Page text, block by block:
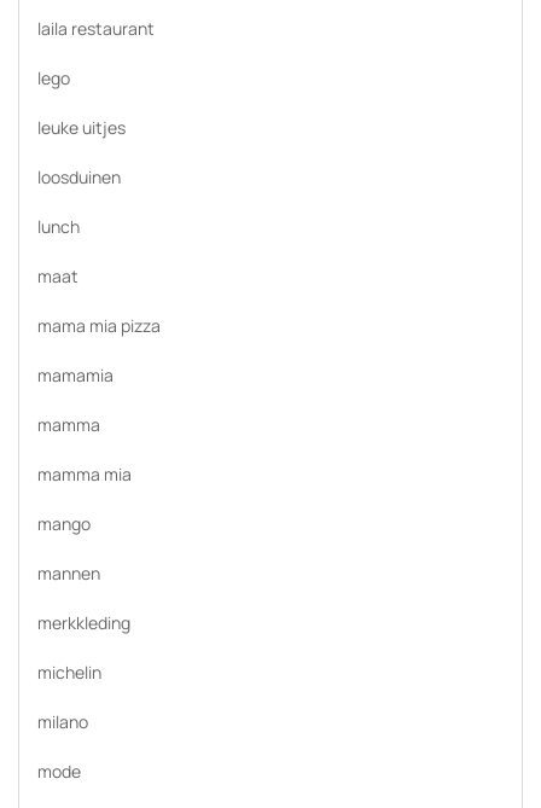
laila restaurant
lego
leuke uitjes
loosduinen
lunch
maat
mama mia pizza
mamamia
mamma
mamma mia
mango
mannen
merkkleding
michelin
milano
mode